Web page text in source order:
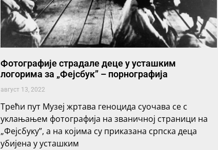
Фотографије страдале деце у усташким
логорима за „Фејсбук” – порнографија
август 13, 2022
Трећи пут Музеј жртава геноцида суочава се с
уклањањем фотографија на званичној страници на
„Фејсбуку”, а на којима су приказана српска деца
убијена у усташким